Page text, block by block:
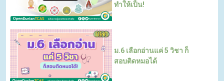
ทำให้เป็น!
ม.6 เลือกอ่านแค่ 5 วิชา ก็
สอบติดหมอได้